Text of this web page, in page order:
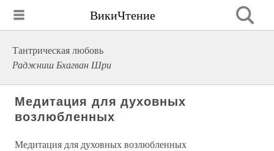
ВикиЧтение
Тантрическая любовь
Раджниш Бхагван Шри
Медитация для духовных
возлюбленных
Медитация для духовных возлюбленных